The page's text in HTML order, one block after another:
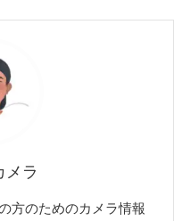
メラ
方のためのカメラ情報